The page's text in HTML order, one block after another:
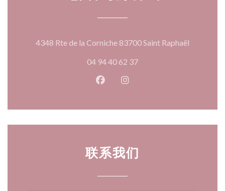
4348 Rte de la Corniche 83700 Saint Raphaël
04 94 40 62 37
Facebook ((在新窗口中打开))
Instagram ((在新窗口中
联系我们